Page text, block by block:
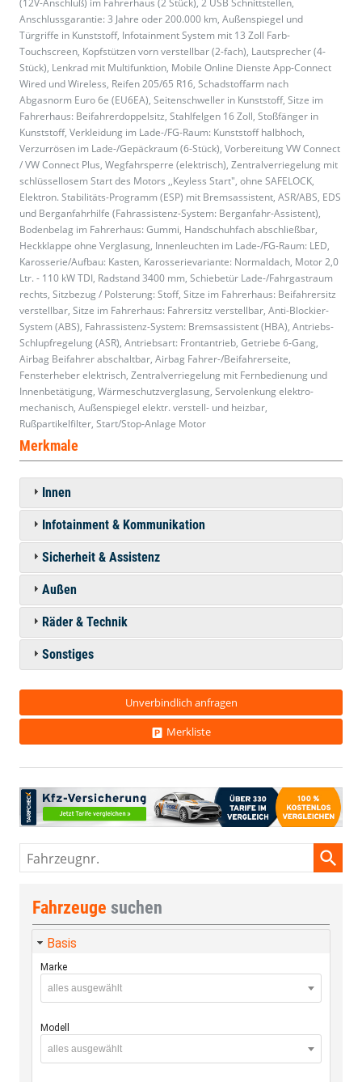
Anschlussgarantie: 3 Jahre oder 200.000 km, Außenspiegel und
Türgriffe in Kunststoff, Infotainment System mit 13 Zoll Farb-
Touchscreen, Kopfstützen vorn verstellbar (2-fach), Lautsprecher (4-
Stück), Lenkrad mit Multifunktion, Mobile Online Dienste App-Connect
Wired und Wireless, Reifen 205/65 R16, Schadstoffarm nach
Abgasnorm Euro 6e (EU6EA), Seitenschweller in Kunststoff, Sitze im
Fahrerhaus: Beifahrerdoppelsitz, Stahlfelgen 16 Zoll, Stoßfänger in
Kunststoff, Verkleidung im Lade-/FG-Raum: Kunststoff halbhoch,
Verzurrösen im Lade-/Gepäckraum (6-Stück), Vorbereitung VW Connect
/ VW Connect Plus, Wegfahrsperre (elektrisch), Zentralverriegelung mit
schlüssellosem Start des Motors ,,Keyless Start", ohne SAFELOCK,
Elektron. Stabilitäts-Programm (ESP) mit Bremsassistent, ASR/ABS, EDS
und Berganfahrhilfe (Fahrassistenz-System: Berganfahr-Assistent),
Bodenbelag im Fahrerhaus: Gummi, Handschuhfach abschließbar,
Heckklappe ohne Verglasung, Innenleuchten im Lade-/FG-Raum: LED,
Karosserie/Aufbau: Kasten, Karosserievariante: Normaldach, Motor 2,0
Ltr. - 110 kW TDI, Radstand 3400 mm, Schiebetür Lade-/Fahrgastraum
rechts, Sitzbezug / Polsterung: Stoff, Sitze im Fahrerhaus: Beifahrersitz
verstellbar, Sitze im Fahrerhaus: Fahrersitz verstellbar, Anti-Blockier-
System (ABS), Fahrassistenz-System: Bremsassistent (HBA), Antriebs-
Schlupfregelung (ASR), Antriebsart: Frontantrieb, Getriebe 6-Gang,
Airbag Beifahrer abschaltbar, Airbag Fahrer-/Beifahrerseite,
Fensterheber elektrisch, Zentralverriegelung mit Fernbedienung und
Innenbetätigung, Wärmeschutzverglasung, Servolenkung elektro-
mechanisch, Außenspiegel elektr. verstell- und heizbar,
Rußpartikelfilter, Start/Stop-Anlage Motor
Merkmale
Innen
Infotainment & Kommunikation
Sicherheit & Assistenz
Außen
Räder & Technik
Sonstiges
Unverbindlich anfragen
Merkliste
Fahrzeugnr.
Fahrzeuge suchen
Basis
Marke
alles ausgewählt
Modell
alles ausgewählt